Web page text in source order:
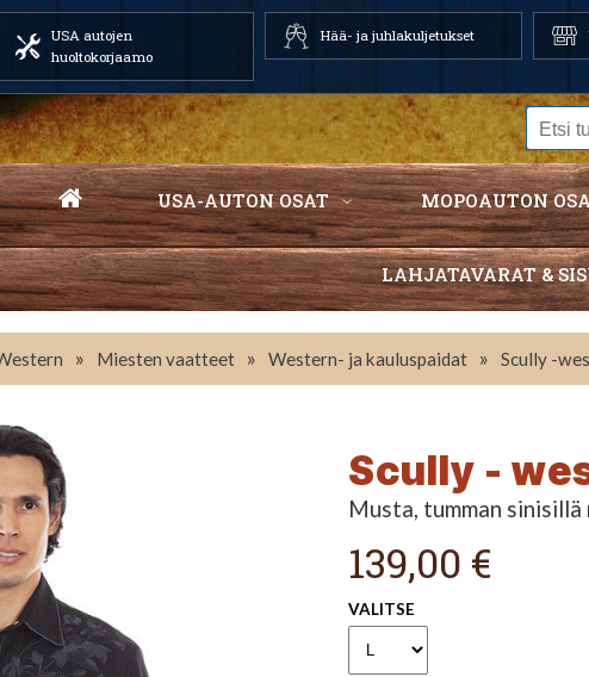
USA autojen
huoltokorjaamo
Hää- ja juhlakuljetukset
USA-AUTON OSAT MOPOAUTON
LAHJATAVARAT &
» Miesten vaatteet » Western- ja kauluspaidat » Scully -
Scully -
Musta, tumman
139,00 €
VALITSE